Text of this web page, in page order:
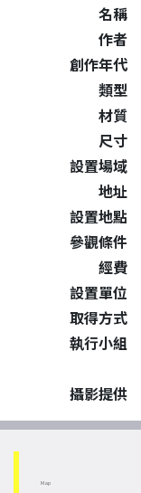
名稱
作者
創作年代
類型
材質
尺寸
設置場域
地址
設置地點
參觀條件
經費
設置單位
取得方式
執行小組
攝影提供
Map